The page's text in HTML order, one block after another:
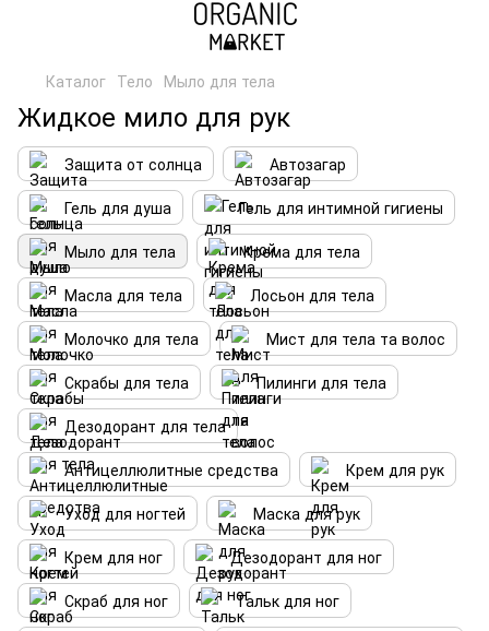
Каталог Тело Мыло для тела
Жидкое мило для рук
Защита от солнца
Автозагар
Гель для душа
Гель для интимной гигиены
Мыло для тела
Крема для тела
Масла для тела
Лосьон для тела
Молочко для тела
Мист для тела та волос
Скрабы для тела
Пилинги для тела
Дезодорант для тела
Антицеллюлитные средства
Крем для рук
Уход для ногтей
Маска для рук
Крем для ног
Дезодорант для ног
Скраб для ног
Тальк для ног